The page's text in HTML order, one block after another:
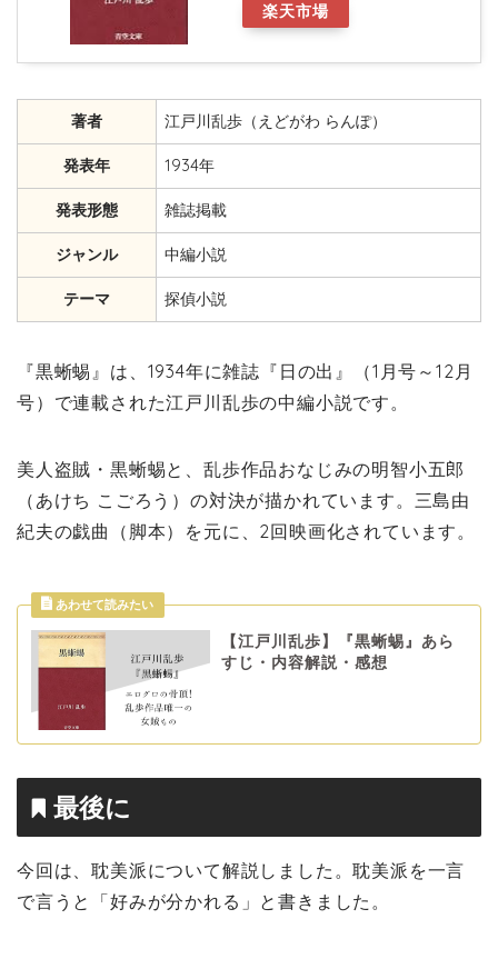
楽天市場
著者 江戸川乱歩（えどがわ らんぽ）
発表年 1934年
発表形態 雑誌掲載
ジャンル 中編小説
テーマ 探偵小説
『黒蜥蜴』は、1934年に雑誌『日の出』（1月号～12月
号）で連載された江戸川乱歩の中編小説です。
美人盗賊・黒蜥蜴と、乱歩作品おなじみの明智小五郎
（あけち こごろう）の対決が描かれています。三島由
紀夫の戯曲（脚本）を元に、2回映画化されています。
【江戸川乱歩】『黒蜥蜴』あら
すじ・内容解説・感想
最後に
今回は、耽美派について解説しました。耽美派を一言
で言うと「好みが分かれる」と書きました。